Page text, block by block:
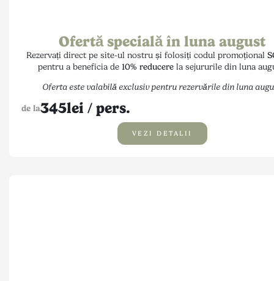
Ofertă specială în luna august
Rezervați direct pe site-ul nostru și folosiți codul promoțional
pentru a beneficia de 10% reducere la sejururile din luna
Oferta este valabilă exclusiv pentru rezervările din luna
de la345lei / pers.
VEZI DETALII